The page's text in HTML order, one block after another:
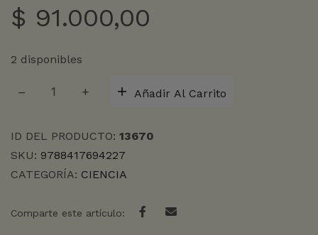
$ 91.000,00
2 disponibles
DEFENSA,
Añadir Al Carrito
ID DEL PRODUCTO: 13670
SKU: 9788417694227
CATEGORÍA: CIENCIA
Comparte este artículo: